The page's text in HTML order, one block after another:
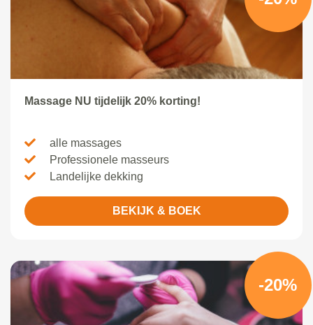
Massage NU tijdelijk 20% korting!
alle massages
Professionele masseurs
Landelijke dekking
BEKIJK & BOEK
-20%